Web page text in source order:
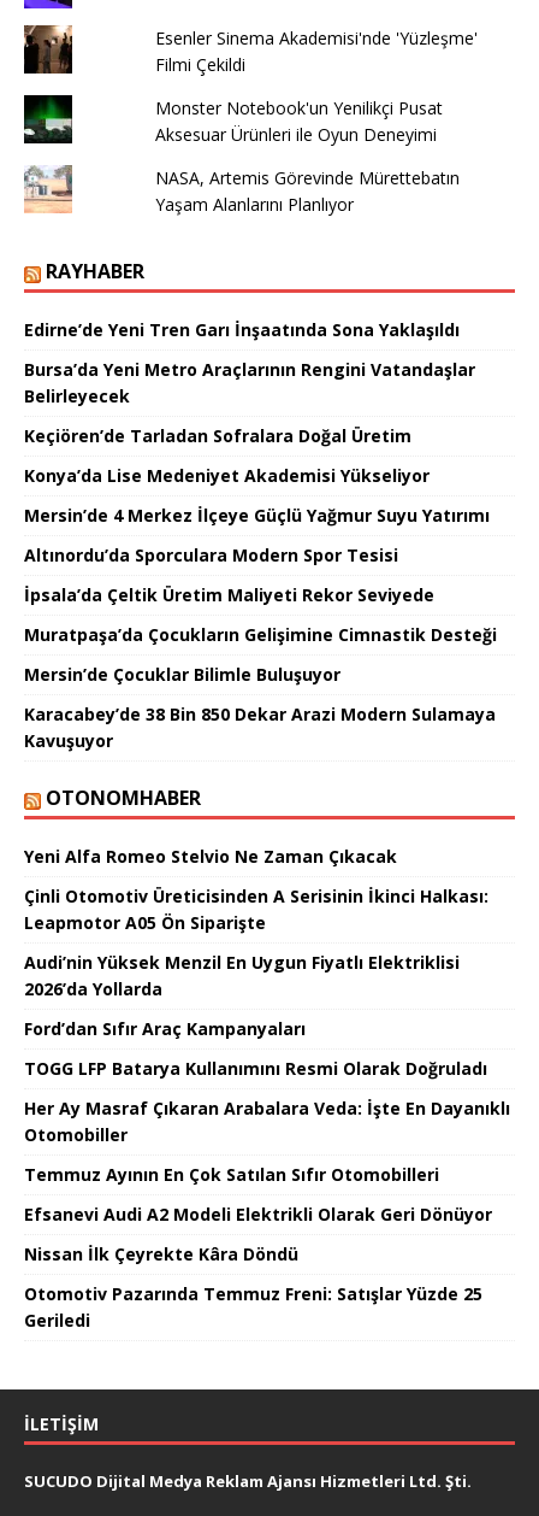
Esenler Sinema Akademisi'nde 'Yüzleşme'
Filmi Çekildi
Monster Notebook'un Yenilikçi Pusat
Aksesuar Ürünleri ile Oyun Deneyimi
NASA, Artemis Görevinde Mürettebatın
Yaşam Alanlarını Planlıyor
RAYHABER
Edirne’de Yeni Tren Garı İnşaatında Sona Yaklaşıldı
Bursa’da Yeni Metro Araçlarının Rengini Vatandaşlar
Belirleyecek
Keçiören’de Tarladan Sofralara Doğal Üretim
Konya’da Lise Medeniyet Akademisi Yükseliyor
Mersin’de 4 Merkez İlçeye Güçlü Yağmur Suyu Yatırımı
Altınordu’da Sporculara Modern Spor Tesisi
İpsala’da Çeltik Üretim Maliyeti Rekor Seviyede
Muratpaşa’da Çocukların Gelişimine Cimnastik Desteği
Mersin’de Çocuklar Bilimle Buluşuyor
Karacabey’de 38 Bin 850 Dekar Arazi Modern Sulamaya
Kavuşuyor
OTONOMHABER
Yeni Alfa Romeo Stelvio Ne Zaman Çıkacak
Çinli Otomotiv Üreticisinden A Serisinin İkinci Halkası:
Leapmotor A05 Ön Siparişte
Audi’nin Yüksek Menzil En Uygun Fiyatlı Elektriklisi
2026’da Yollarda
Ford’dan Sıfır Araç Kampanyaları
TOGG LFP Batarya Kullanımını Resmi Olarak Doğruladı
Her Ay Masraf Çıkaran Arabalara Veda: İşte En Dayanıklı
Otomobiller
Temmuz Ayının En Çok Satılan Sıfır Otomobilleri
Efsanevi Audi A2 Modeli Elektrikli Olarak Geri Dönüyor
Nissan İlk Çeyrekte Kâra Döndü
Otomotiv Pazarında Temmuz Freni: Satışlar Yüzde 25
Geriledi
İLETIŞIM
SUCUDO Dijital Medya Reklam Ajansı Hizmetleri Ltd. Şti.